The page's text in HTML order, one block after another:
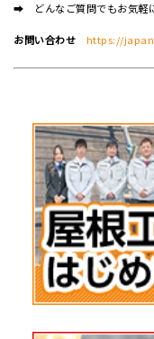
➡ どんなご質問でもお気軽
お問い合わせ https://